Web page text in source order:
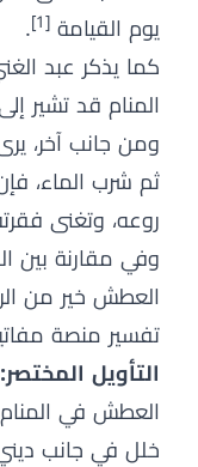
يوم القيامة [1]
.
كما يذكر عبد
المنام قد تشير
ومن جانب آخر،
ثم شرب الماء،
روعه، وتغنى
وفي مقارنة بين
العطش خير من
تفسير منصة
التأويل المختصر:
العطش في
خلل في جانب